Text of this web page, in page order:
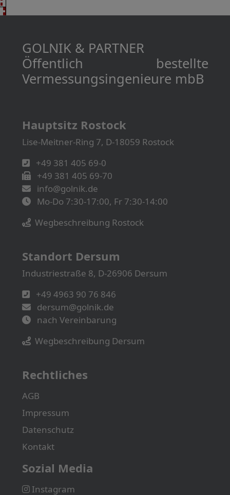
GOLNIK & PARTNER
Öffentlich bestellte
Vermessungs­­ingenieure mbB
Hauptsitz Rostock
Lise-Meitner-Ring 7, D-18059 Rostock
+49 381 405 69-0
+49 381 405 69-70
info@golnik.de
Mo-Do 7:30-17:00, Fr 7:30-14:00
Wegbeschreibung Rostock
Standort Dersum
Industriestraße 8, D-26906 Dersum
+49 4963 90 76 846
dersum@golnik.de
nach Vereinbarung
Wegbeschreibung Dersum
Rechtliches
AGB
Impressum
Datenschutz
Kontakt
Sozial Media
Instagram